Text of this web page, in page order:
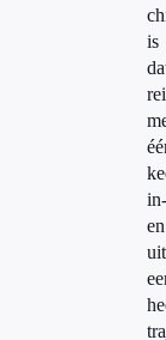
is
in-
en